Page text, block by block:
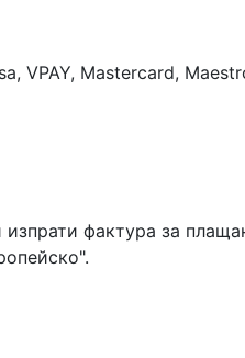
Mastercard,
фактура за